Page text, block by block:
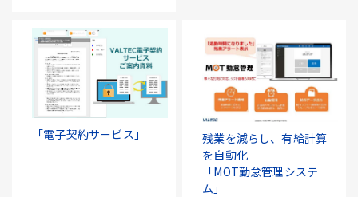
「電子契約サービス」
残業を減らし、有給計算
を自動化
「MOT勤怠管理システ
ム」